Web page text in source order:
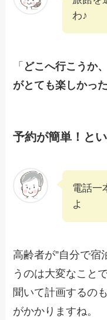
わ♪
「 どこへ行こうか
がとても楽しかった
予約が簡単！と
電話一
よ
高齢者が”自分で宿
うのは大変なこと
聞いて計画するの
がかかりますね。